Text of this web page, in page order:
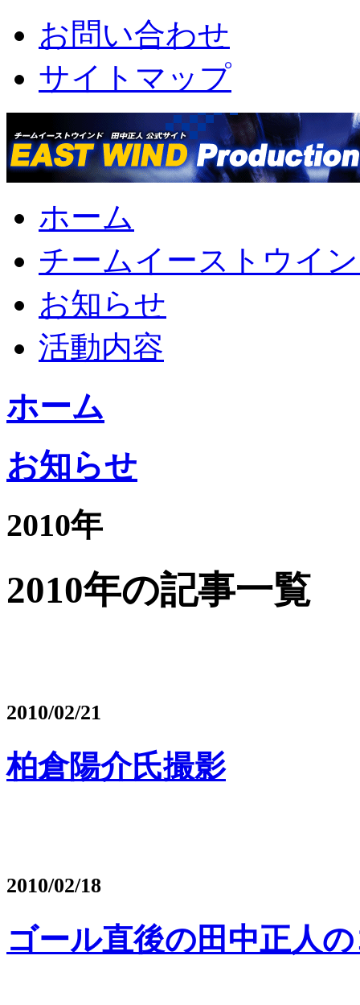
お問い合わせ
サイトマップ
ホーム
チームイーストウイ
お知らせ
活動内容
ホーム
お知らせ
2010年
2010年の記事一覧
2010/02/21
柏倉陽介氏撮影
2010/02/18
ゴール直後の田中正人